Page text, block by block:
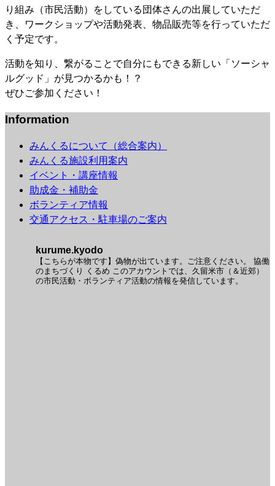
り組み（市民活動）をしている団体さんの出展していただ
き、ワークショップや活動発表、物品販売等を行っていただ
く予定です。
活動を知り、繋がることで自分にもできる新しい「ソーシャ
ルグッド」が見つかるかも！？
ぜひご参加ください！
Information
みんくるについて（総合案内）
みんくる施設利用案内
イベント・講座情報
助成金・補助金
ボランティア情報
交通アクセス・駐車場のご案内
kurume.kyodo
【こちらが本物です】偽物が出ています。ご注意ください。
協働
のまちづくり くるめ このアカウントでは、久留米市（＆近郊）
の市民活動・ボランティア活動の情報を発信しています。